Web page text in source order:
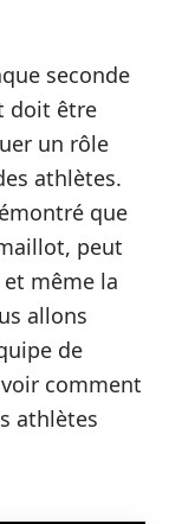
seconde
doit être
un rôle
athlètes.
que
peut
même la
allons
de
comment
athlètes